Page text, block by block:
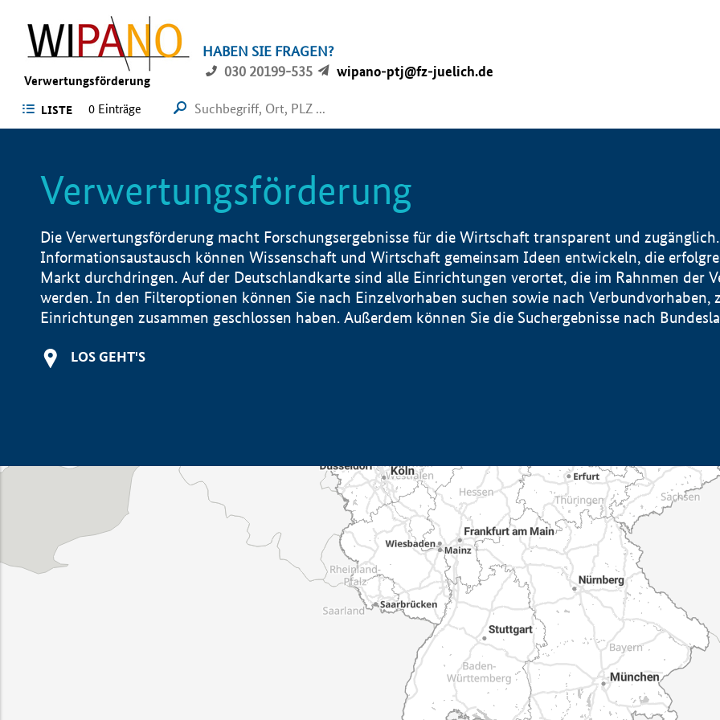
Verwertungsförderung
HABEN SIE FRAGEN?
030 20199-535
wipano-ptj@fz-juelich.de
LISTE 0 Einträge
Verwertungsförderung
Die Verwertungsförderung macht Forschungsergebnisse für die Wirtschaft transparent und
Informationsaustausch können Wissenschaft und Wirtschaft gemeinsam Ideen entwickeln, die
Markt durchdringen. Auf der Deutschlandkarte sind alle Einrichtungen verortet, die im Rahnmen der
werden. In den Filteroptionen können Sie nach Einzelvorhaben suchen sowie nach Verbundvorhaben,
Einrichtungen zusammen geschlossen haben. Außerdem können Sie die Suchergebnisse nach
LOS GEHT'S